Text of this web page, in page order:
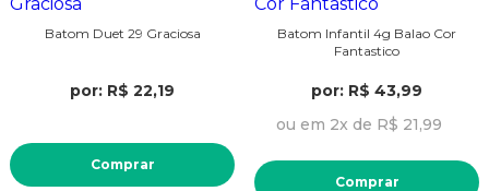
Batom Duet 29 Graciosa
por: R$ 22,19
Comprar
Batom Infantil 4g Balao Cor
Fantastico
por: R$ 43,99
ou em 2x de R$ 21,99
Comprar